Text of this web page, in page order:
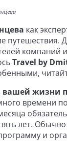
как
путешествия.
Travel by
жизни
времени
лет.
и